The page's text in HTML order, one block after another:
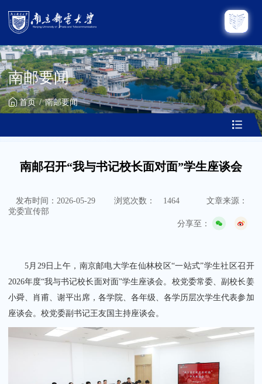
南邮要闻
首页 南邮要闻
南邮召开“我与书记校长面对面”学生座谈会
发布时间：2026-05-29 浏览次数： 1464
文章来源：
党委宣传部
分享至：
5月29日上午，南京邮电大学在仙林校区“一站式”学生社区召开
2026年度“我与书记校长面对面”学生座谈会。校党委常委、副校长姜
小舜、肖甫、谢平出席，各学院、各年级、各学历层次学生代表参加
座谈会。校党委副书记王友国主持座谈会。